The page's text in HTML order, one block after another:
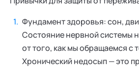
Фундамент здоровья: сон,
Состояние нервной системы
от того, как мы обращаемся с
Хронический недосып — это